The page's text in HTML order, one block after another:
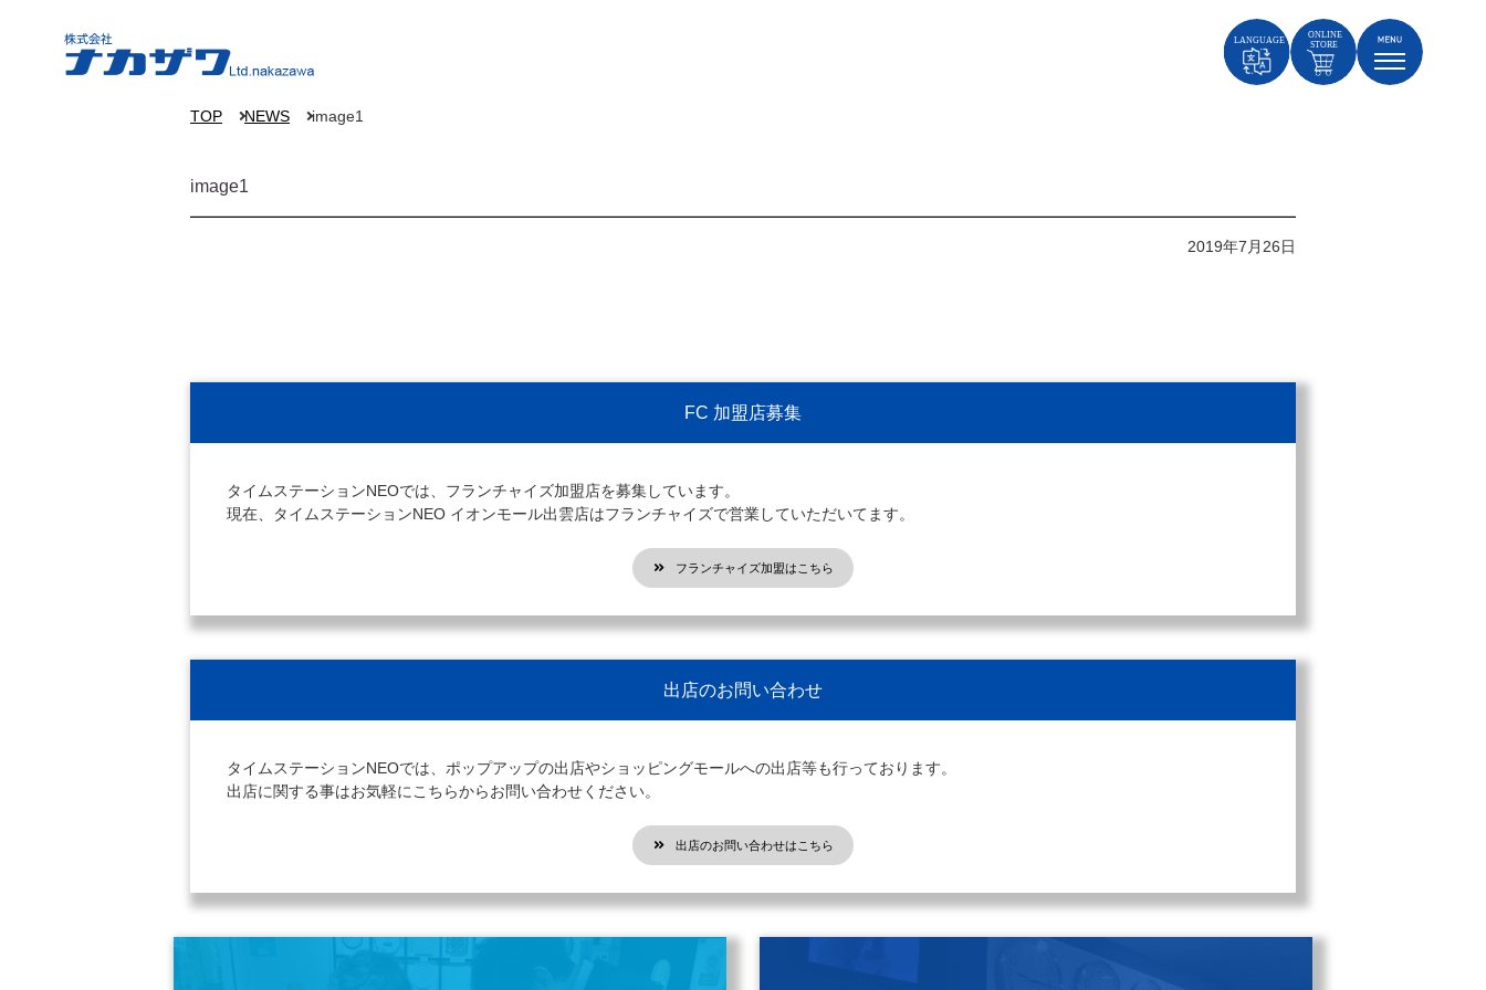
TOP NEWS image1
image1
2019年7月26日
FC 加盟店募集
タイムステーションNEOでは、フランチャイズ加盟店を募集しています。
現在、タイムステーションNEO イオンモール出雲店はフランチャイズで営業していただいてます。
フランチャイズ加盟はこちら
出店のお問い合わせ
タイムステーションNEOでは、ポップアップの出店やショッピングモールへの出店等も行っております。
出店に関する事はお気軽にこちらからお問い合わせください。
出店のお問い合わせはこちら